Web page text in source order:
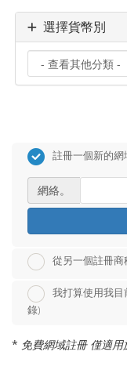
選擇貨幣別
註冊一個新的網
網絡。
從另一個註冊
我打算使用我目
錄)
* 免費網域註冊 僅適